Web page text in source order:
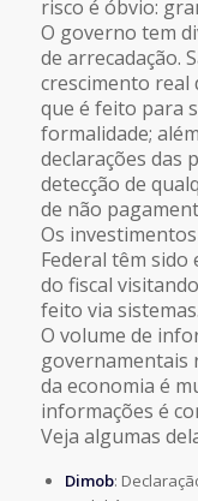
risco é óbvio:
O governo tem
de arrecadação.
crescimento real
que é feito para
formalidade;
declarações das
detecção de
de não
Os
Federal têm sido
do fiscal
feito via sistemas.
O volume de
governamentais
da economia é
informações é
Veja algumas
Dimob: